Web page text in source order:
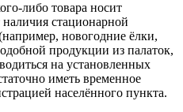
либо товара носит
наличия стационарной
новогодние ёлки,
продукции из палаток,
на установленных
иметь временное
населённого пункта.